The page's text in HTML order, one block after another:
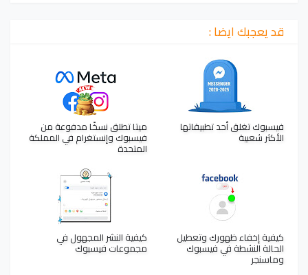
قد يعجبك ايضا :
فيسبوك تغلق أحد تطبيقاتها
الأكثر شعبية
ميتا تطلق نسخًا مدفوعة من
فيسبوك وإنستغرام في المملكة
المتحدة
كيفية إخفاء ظهورك وتعطيل
الحالة النشطة في فيسبوك
وماسنجر
كيفية النشر المجهول في
مجموعات فيسبوك